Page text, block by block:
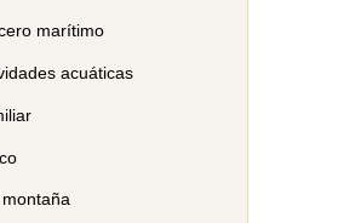
marítimo
acuáticas